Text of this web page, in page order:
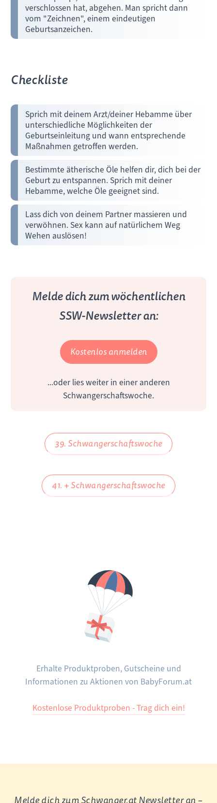
verschlossen hat, abgehen. Man spricht dann
vom "Zeichnen", einem eindeutigen
Geburtsanzeichen.
Checkliste
Sprich mit deinem Arzt/deiner Hebamme über
unterschiedliche Möglichkeiten der
Geburtseinleitung und wann entsprechende
Maßnahmen getroffen werden.
Bestimmte ätherische Öle helfen dir, dich bei der
Geburt zu entspannen. Sprich mit deiner
Hebamme, welche Öle geeignet sind.
Lass dich von deinem Partner massieren und
verwöhnen. Sex kann auf natürlichem Weg
Wehen auslösen!
Melde dich zum wöchentlichen
SSW-Newsletter an:
Kostenlos anmelden
...oder lies weiter in einer anderen
Schwangerschaftswoche.
39. Schwangerschaftswoche
41. + Schwangerschaftswoche
Erhalte Produktproben, Gutscheine und
Informationen zu Aktionen von BabyForum.at
Kostenlose Produktproben - Trag dich ein!